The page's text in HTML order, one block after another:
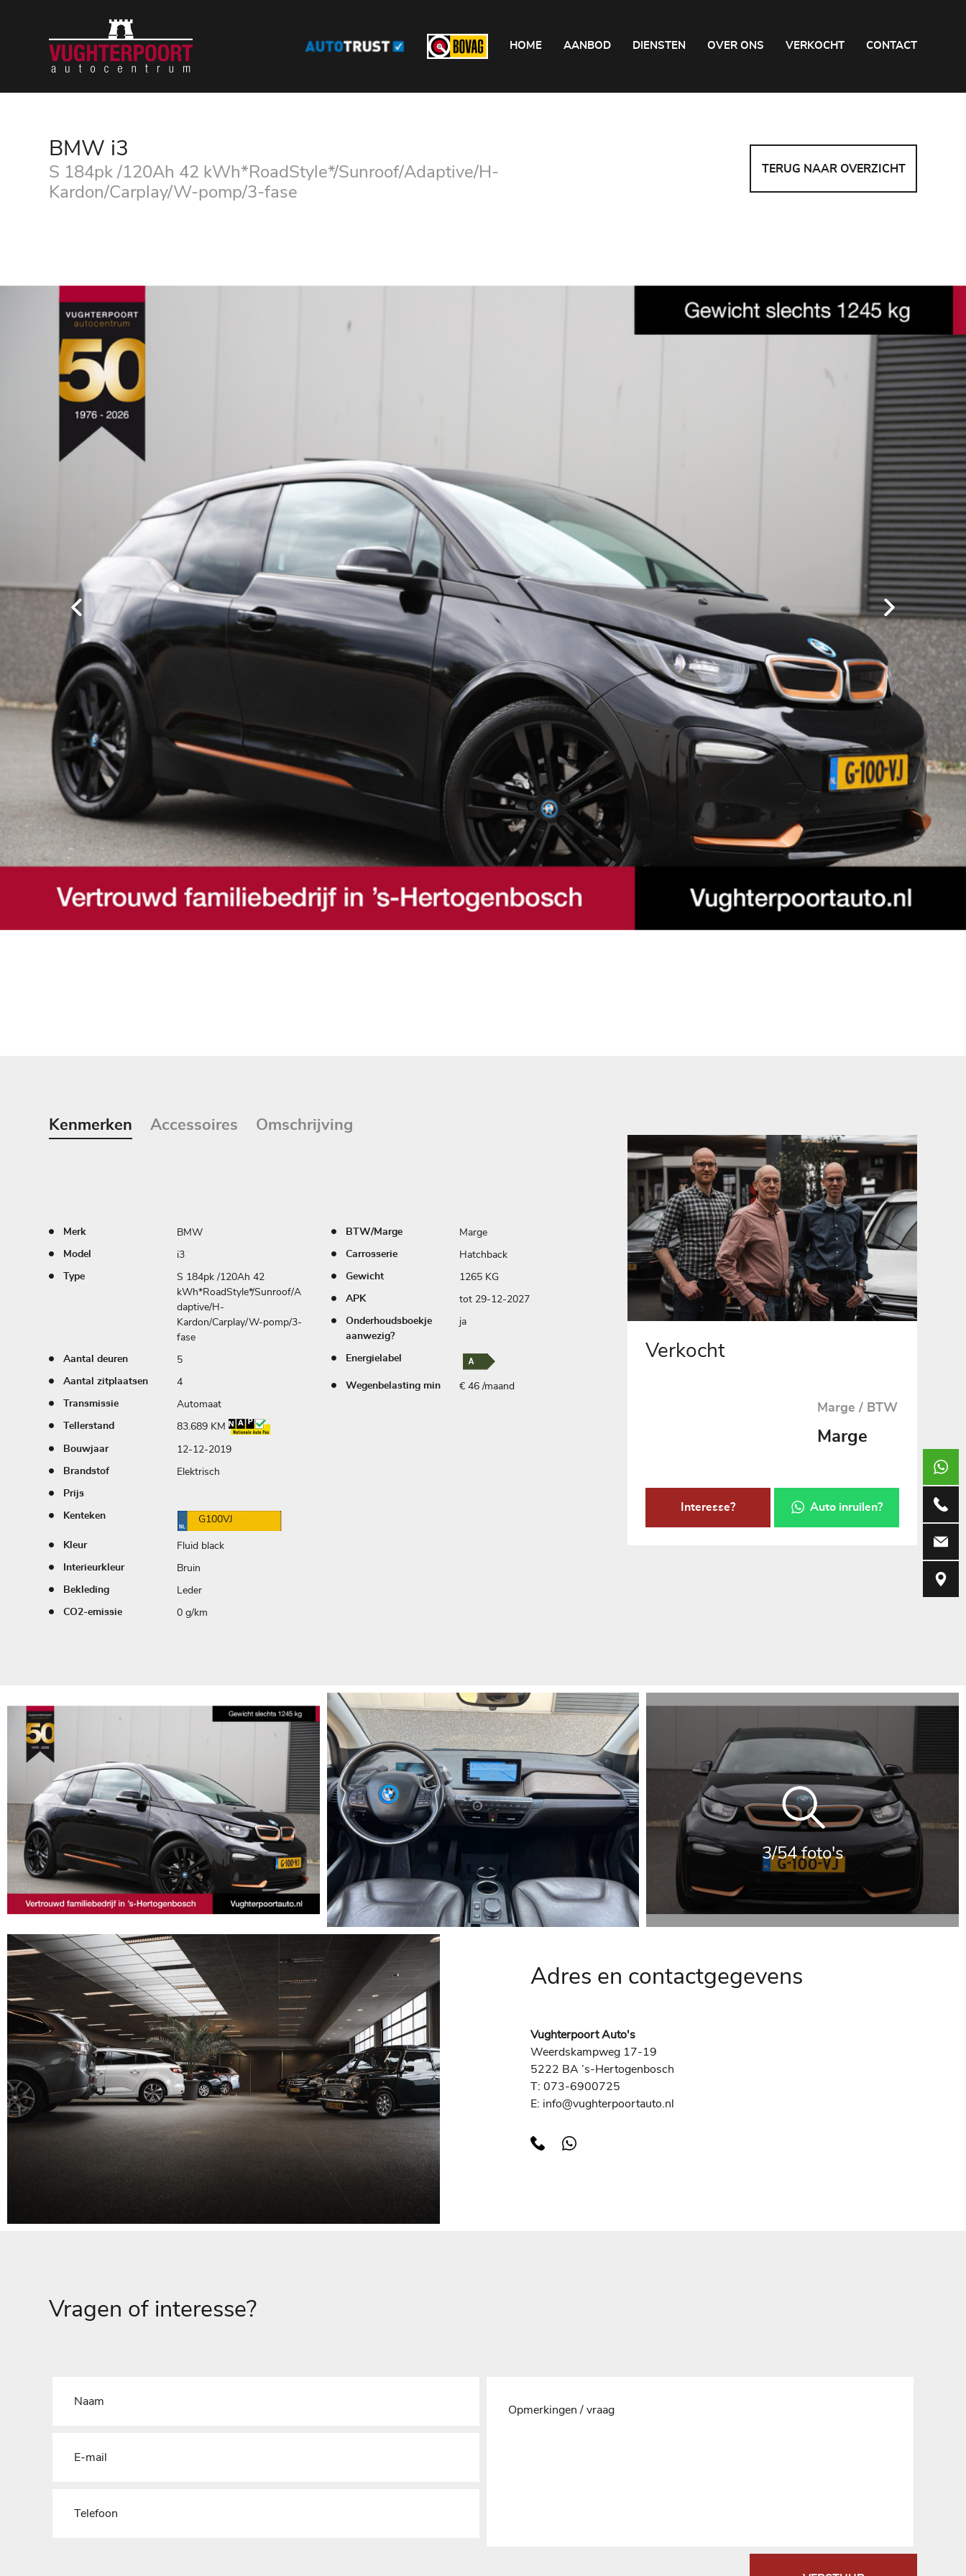
HOME AANBOD DIENSTEN OVER ONS VERKOCHT CONTACT
073-
BMW i3
S 184pk /120Ah 42 kWh*RoadStyle*/Sunroof/Adaptive/H-
Kardon/Carplay/W-pomp/3-fase
TERUG NAAR OVERZICHT
Kenmerken Accessoires Omschrijving
Merk BMW
Model i3
Type
S 184pk /120Ah 42
kWh*RoadStyle*/Sunroof/A
daptive/H-
Kardon/Carplay/W-pomp/3-
fase
Aantal deuren 5
Aantal zitplaatsen 4
Transmissie Automaat
Tellerstand 83.689 KM
Bouwjaar 12-12-2019
Brandstof Elektrisch
Prijs
Kenteken G100VJ
Kleur Fluid black
Interieurkleur Bruin
Bekleding Leder
CO2-emissie 0 g/km
BTW/Marge Marge
Carrosserie Hatchback
Gewicht 1265 KG
APK tot 29-12-2027
Onderhoudsboekje
aanwezig?
ja
Energielabel
Wegenbelasting min € 46 /maand
Verkocht
Marge / BTW
Marge
Interesse? Auto inruilen?
3/54 foto's
Adres en contactgegevens
Vughterpoort Auto's
Weerdskampweg 17-19
5222 BA ’s-Hertogenbosch
T: 073-6900725
E: info@vughterpoortauto.nl
Vragen of interesse?